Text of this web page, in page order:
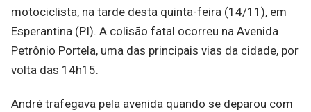
motociclista, na tarde desta quinta-feira (14/11), em
Esperantina (PI). A colisão fatal ocorreu na Avenida
Petrônio Portela, uma das principais vias da cidade, por
volta das 14h15.
André trafegava pela avenida quando se deparou com